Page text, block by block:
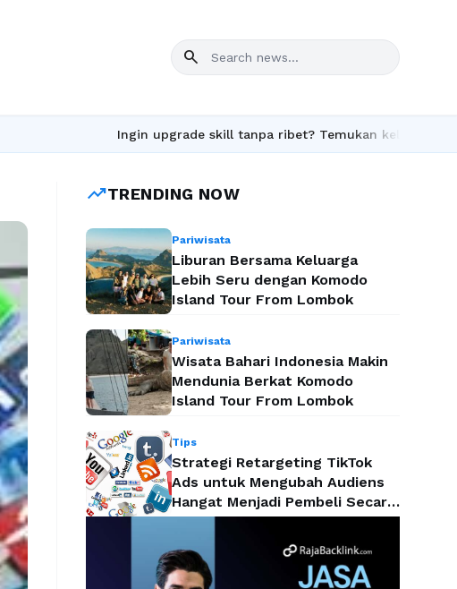
search
Ingin upgrade skill tanpa ribet? Temukan kelas seru dan materi
trending_upTRENDING NOW
Pariwisata
Liburan Bersama Keluarga
Lebih Seru dengan Komodo
Island Tour From Lombok
Pariwisata
Wisata Bahari Indonesia Makin
Mendunia Berkat Komodo
Island Tour From Lombok
Tips
Strategi Retargeting TikTok
Ads untuk Mengubah Audiens
Hangat Menjadi Pembeli Secara
Efektif